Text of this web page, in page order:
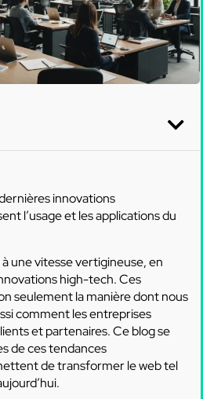
innovations
l’usage et les applications du
une vitesse vertigineuse, en
high-tech. Ces
seulement la manière dont nous
comment les entreprises
et partenaires. Ce blog se
de ces tendances
de transformer le web tel